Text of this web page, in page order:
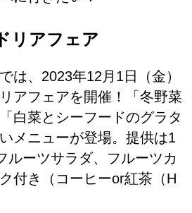
リアフェア
は、2023年12月1日（金）
アフェアを開催！「冬野菜
白菜とシーフードのグラタ
メニューが登場。提供は1
ルーツサラダ、フルーツカ
付き（コーヒーor紅茶（H